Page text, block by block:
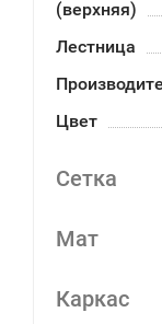
(верхняя)
Лестница
Цвет
Сетка
Мат
Каркас